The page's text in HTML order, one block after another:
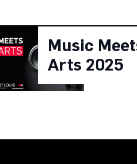
Music
Arts 2025